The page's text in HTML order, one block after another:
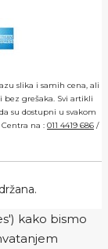
slika i samih cena, ali
grešaka. Svi artikli
su dostupni u svakom
na : 011 4419 686 /
kako bismo